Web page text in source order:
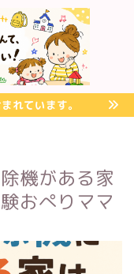
れています。
機がある家
おぺりママ